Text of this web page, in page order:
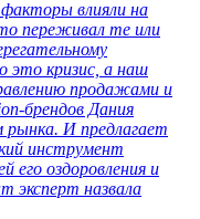
факторы влияли на
переживал те или
кризис, а наш
продажами и
брендов Дания
рынка. И предлагает
инструмент
его оздоровления и
эксперт назвала